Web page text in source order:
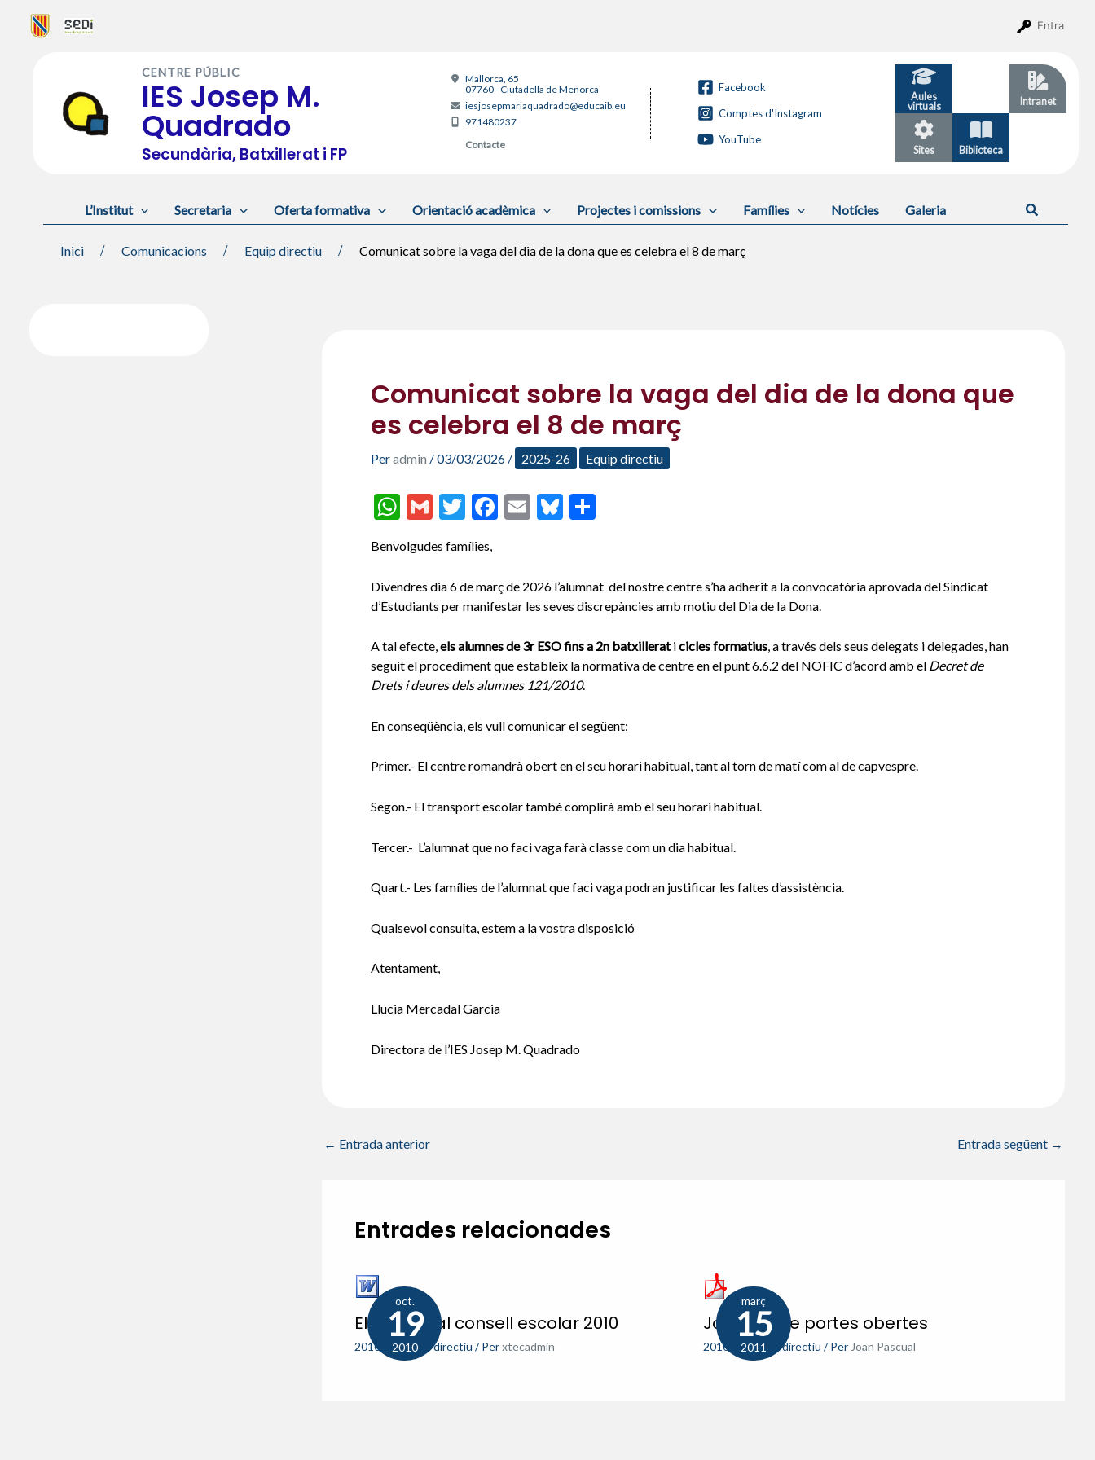
Entra
CENTRE PÚBLIC
IES Josep M.
Quadrado
Secundària, Batxillerat i FP
Mallorca, 65
07760 - Ciutadella de Menorca
iesjosepmariaquadrado@educaib.eu
971480237
Contacte
Facebook
Comptes d'Instagram
YouTube
Aules
virtuals
Intranet
Sites Biblioteca
L’Institut Secretaria Oferta formativa Orientació acadèmica Projectes i comissions Famílies Notícies Galeria Cerca
Inici Comunicacions Equip directiu Comunicat sobre la vaga del dia de la dona que es celebra el 8 de març
Comunicat sobre la vaga del dia de la dona que
es celebra el 8 de març
Peradmin /03/03/2026 / 2025-26 Equip directiu
W
at
s
A
p
p
G
ai
l
T
itt
er
F
b
o
o
k
E
l
Bl
ky
C
p
ar
te
ix
Benvolgudes famílies,
Divendres dia 6 de març de 2026 l’alumnat del nostre centre s’ha adherit a la convocatòria aprovada del Sindicat
d’Estudiants per manifestar les seves discrepàncies amb motiu del Dia de la Dona.
A tal efecte,els alumnes de 3r ESO fins a 2n batxilleraticicles formatius, a través dels seus delegats i delegades, han
seguit el procediment que estableix la normativa de centre en el punt 6.6.2 del NOFIC d’acord amb el Decret de
Drets i deures dels alumnes 121/2010.
En conseqüència, els vull comunicar el següent:
Primer.- El centre romandrà obert en el seu horari habitual, tant al torn de matí com al de capvespre.
Segon.- El transport escolar també complirà amb el seu horari habitual.
Tercer.- L’alumnat que no faci vaga farà classe com un dia habitual.
Quart.- Les famílies de l’alumnat que faci vaga podran justificar les faltes d’assistència.
Qualsevol consulta, estem a la vostra disposició
Atentament,
Llucia Mercadal Garcia
Directora de l’IES Josep M. Quadrado
← Entrada anterior Entrada següent →
Entrades relacionades
oct.
19
2010
Eleccions al consell escolar 2010
2010-11,Equip directiu / Perxtecadmin
març
15
2011
Jornada de portes obertes
2010-11,Equip directiu / Per Joan Pascual